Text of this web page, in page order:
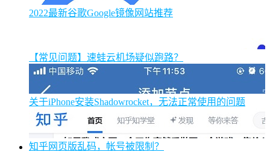
2022最新谷歌Google镜像网站推荐
【常见问题】速蛙云机场疑似跑路？
关于iPhone安装Shadowrocket，无法正常使用的问题
知乎网页版乱码，帐号被限制？